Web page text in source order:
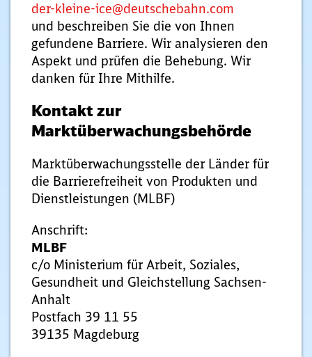
der-kleine-ice@deutschebahn.com
und beschreiben Sie die von Ihnen
gefundene Barriere. Wir analysieren den
Aspekt und prüfen die Behebung. Wir
danken für Ihre Mithilfe.
Kontakt zur
Marktüberwachungsbehörde
Marktüberwachungsstelle der Länder für
die Barrierefreiheit von Produkten und
Dienstleistungen (MLBF)
Anschrift:
MLBF
c/o Ministerium für Arbeit, Soziales,
Gesundheit und Gleichstellung Sachsen-
Anhalt
Postfach 39 11 55
39135 Magdeburg